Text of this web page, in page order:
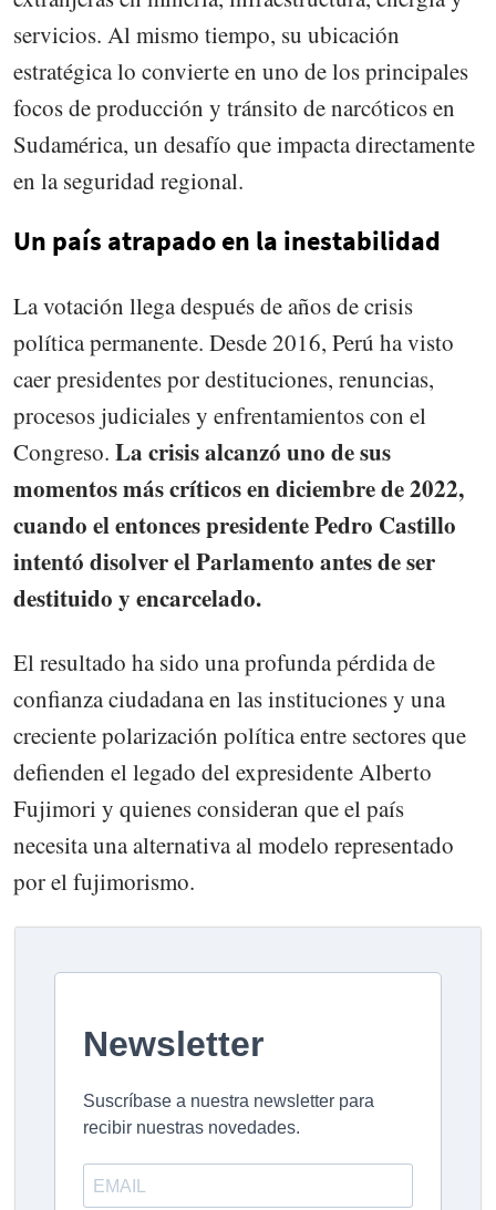
servicios. Al mismo tiempo, su ubicación
estratégica lo convierte en uno de los principales
focos de producción y tránsito de narcóticos en
Sudamérica, un desafío que impacta directamente
en la seguridad regional.
Un país atrapado en la inestabilidad
La votación llega después de años de crisis
política permanente. Desde 2016, Perú ha visto
caer presidentes por destituciones, renuncias,
procesos judiciales y enfrentamientos con el
Congreso. La crisis alcanzó uno de sus
momentos más críticos en diciembre de 2022,
cuando el entonces presidente Pedro Castillo
intentó disolver el Parlamento antes de ser
destituido y encarcelado.
El resultado ha sido una profunda pérdida de
confianza ciudadana en las instituciones y una
creciente polarización política entre sectores que
defienden el legado del expresidente Alberto
Fujimori y quienes consideran que el país
necesita una alternativa al modelo representado
por el fujimorismo.